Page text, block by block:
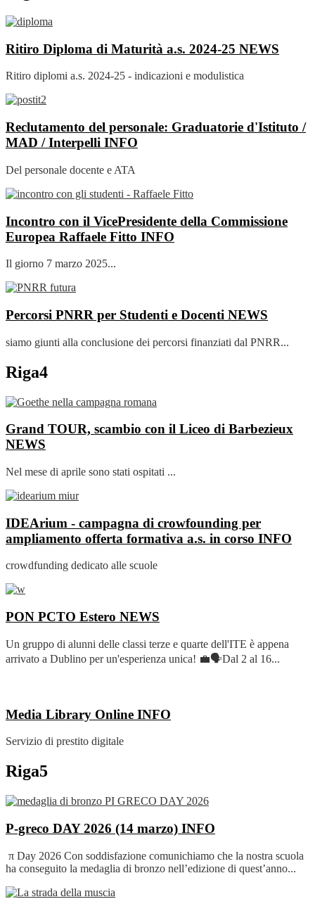
Ritiro Diploma di Maturità a.s. 2024-25 NEWS
Ritiro diplomi a.s. 2024-25 - indicazioni e modulistica
Reclutamento del personale: Graduatorie d'Istituto /
MAD / Interpelli INFO
Del personale docente e ATA
Incontro con il VicePresidente della Commissione
Europea Raffaele Fitto INFO
Il giorno 7 marzo 2025...
Percorsi PNRR per Studenti e Docenti NEWS
siamo giunti alla conclusione dei percorsi finanziati dal PNRR...
Riga4
Grand TOUR, scambio con il Liceo di Barbezieux
NEWS
Nel mese di aprile sono stati ospitati ...
IDEArium - campagna di crowfounding per
ampliamento offerta formativa a.s. in corso INFO
crowdfunding dedicato alle scuole
PON PCTO Estero NEWS
Un gruppo di alunni delle classi terze e quarte dell'ITE è appena
arrivato a Dublino per un'esperienza unica! 💼🗣️Dal 2 al 16...
Media Library Online INFO
Servizio di prestito digitale
Riga5
P-greco DAY 2026 (14 marzo) INFO
π Day 2026 Con soddisfazione comunichiamo che la nostra scuola
ha conseguito la medaglia di bronzo nell’edizione di quest’anno...